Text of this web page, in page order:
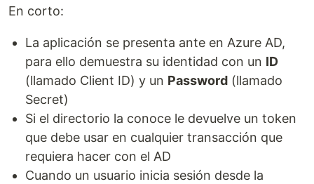
En corto:
La aplicación se presenta ante en Azure AD,
para ello demuestra su identidad con un ID
(llamado Client ID) y un Password (llamado
Secret)
Si el directorio la conoce le devuelve un token
que debe usar en cualquier transacción que
requiera hacer con el AD
Cuando un usuario inicia sesión desde la